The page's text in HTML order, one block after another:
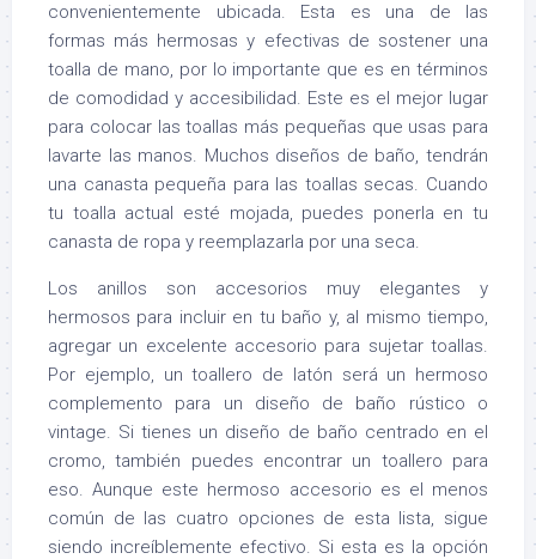
convenientemente ubicada. Esta es una de las
formas más hermosas y efectivas de sostener una
toalla de mano, por lo importante que es en términos
de comodidad y accesibilidad. Este es el mejor lugar
para colocar las toallas más pequeñas que usas para
lavarte las manos. Muchos diseños de baño, tendrán
una canasta pequeña para las toallas secas. Cuando
tu toalla actual esté mojada, puedes ponerla en tu
canasta de ropa y reemplazarla por una seca.
Los anillos son accesorios muy elegantes y
hermosos para incluir en tu baño y, al mismo tiempo,
agregar un excelente accesorio para sujetar toallas.
Por ejemplo, un toallero de latón será un hermoso
complemento para un diseño de baño rústico o
vintage. Si tienes un diseño de baño centrado en el
cromo, también puedes encontrar un toallero para
eso. Aunque este hermoso accesorio es el menos
común de las cuatro opciones de esta lista, sigue
siendo increíblemente efectivo. Si esta es la opción